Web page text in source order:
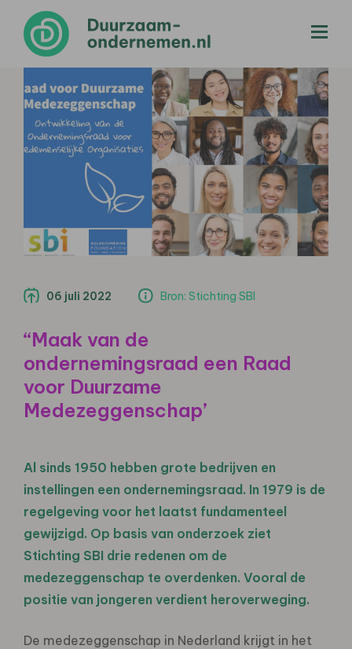
06 juli 2022 Bron: Stichting SBI
“Maak van de
ondernemingsraad een Raad
voor Duurzame
Medezeggenschap’
Al sinds 1950 hebben grote bedrijven en
instellingen een ondernemingsraad. In 1979 is de
regelgeving voor het laatst fundamenteel
gewijzigd. Op basis van onderzoek ziet
Stichting SBI drie redenen om de
medezeggenschap te overdenken. Vooral de
positie van jongeren verdient heroverweging.
De medezeggenschap in Nederland krijgt in het